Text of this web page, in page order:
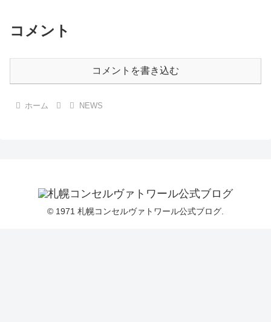
コメント
コメントを書き込む
ホーム NEWS
© 1971 札幌コンセルヴァトワール公式ブログ.